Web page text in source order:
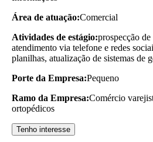
Área de atuação:Comercial
Atividades de estágio:prospecção
atendimento via telefone e redes
planilhas, atualização de sistemas de
Porte da Empresa:Pequeno
Ramo da Empresa:Comércio
ortopédicos
Tenho interesse